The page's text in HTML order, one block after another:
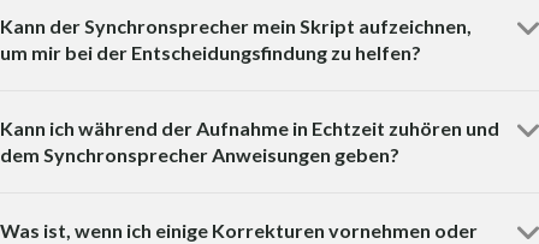
Kann der Synchronsprecher mein Skript aufzeichnen,
um mir bei der Entscheidungsfindung zu helfen?
Kann ich während der Aufnahme in Echtzeit zuhören und
dem Synchronsprecher Anweisungen geben?
Was ist, wenn ich einige Korrekturen vornehmen oder